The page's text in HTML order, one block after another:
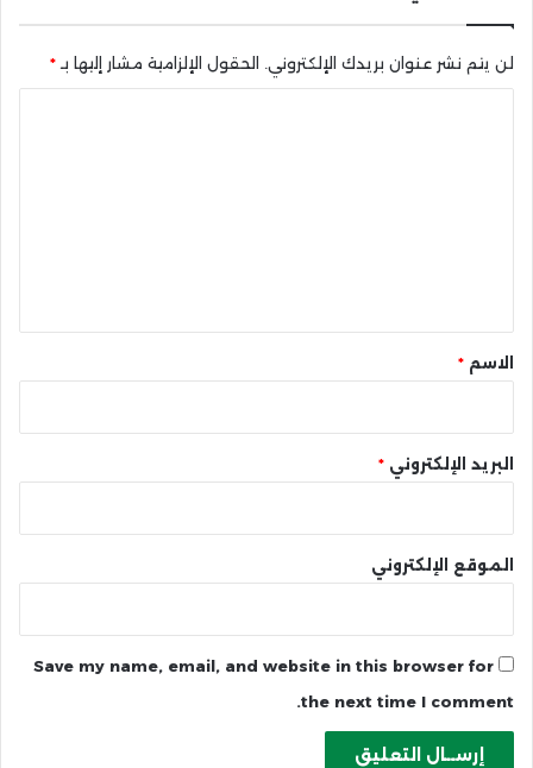
لن يتم نشر عنوان بريدك الإلكتروني. الحقول الإلزامية مشار إليها بـ *
* الاسم *
البريد الإلكتروني *
الموقع الإلكتروني
Save my name, email, and website in this browser for
the next time I comment.